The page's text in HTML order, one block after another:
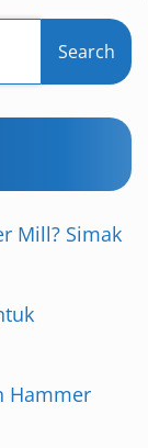
Search
Mill? Simak
Hammer